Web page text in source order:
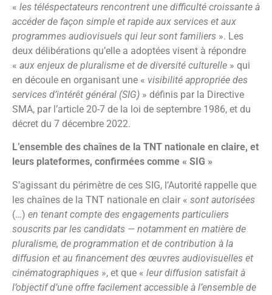
« les téléspectateurs rencontrent une difficulté croissante à
accéder de façon simple et rapide aux services et aux
programmes audiovisuels qui leur sont familiers ». Les
deux délibérations qu’elle a adoptées visent à répondre
« aux enjeux de pluralisme et de diversité culturelle » qui
en découle en organisant une « visibilité appropriée des
services d’intérêt général (SIG) » définis par la Directive
SMA, par l’article 20-7 de la loi de septembre 1986, et du
décret du 7 décembre 2022.
L’ensemble des chaînes de la TNT nationale en claire, et
leurs plateformes, confirmées comme « SIG »
S’agissant du périmètre de ces SIG, l’Autorité rappelle que
les chaînes de la TNT nationale en clair « sont autorisées
(…) en tenant compte des engagements particuliers
souscrits par les candidats — notamment en matière de
pluralisme, de programmation et de contribution à la
diffusion et au financement des œuvres audiovisuelles et
cinématographiques », et que « leur diffusion satisfait à
l’objectif d’une offre facilement accessible à l’ensemble de